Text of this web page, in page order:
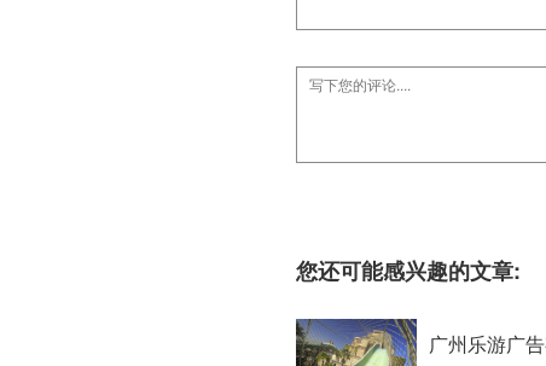
您还可能感兴趣的文章:
广州乐游广